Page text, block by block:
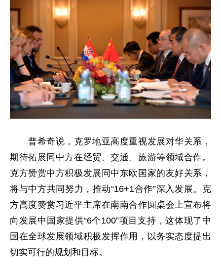
普希奇说，克罗地亚高度重视发展对华关系，
期待拓展同中方在经贸、交通、旅游等领域合作。
克方赞赏中方积极发展同中东欧国家的友好关系，
将与中方共同努力，推动“16+1合作”深入发展。克
方高度赞赏习近平主席在南南合作圆桌会上宣布将
向发展中国家提供“6个100”项目支持，这体现了中
国在全球发展领域积极发挥作用，以务实态度提出
切实可行的规划和目标。